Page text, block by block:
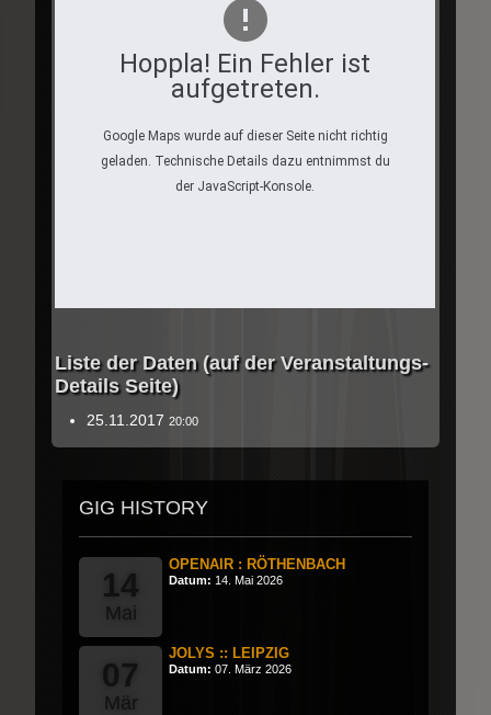
Hoppla! Ein Fehler ist
aufgetreten.
Google Maps wurde auf dieser Seite nicht richtig
geladen. Technische Details dazu entnimmst du
der JavaScript-Konsole.
Liste der Daten (auf der Veranstaltungs-
Details Seite)
25.11.2017 20:00
GIG HISTORY
14
Mai
OPENAIR : RÖTHENBACH
Datum: 14. Mai 2026
07
Mär
JOLYS :: LEIPZIG
Datum: 07. März 2026